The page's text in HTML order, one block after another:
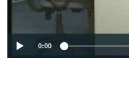
0:00